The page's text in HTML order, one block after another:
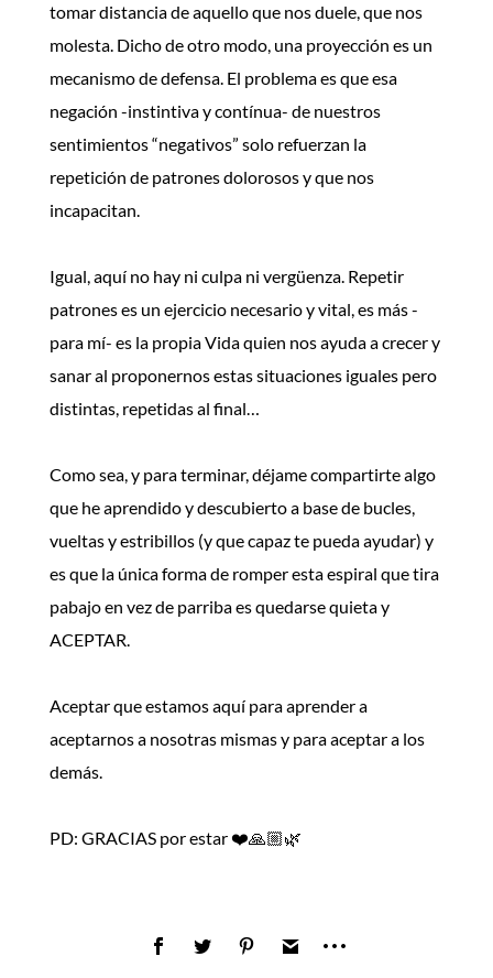
tomar distancia de aquello que nos duele, que nos
molesta. Dicho de otro modo, una proyección es un
mecanismo de defensa. El problema es que esa
negación -instintiva y contínua- de nuestros
sentimientos “negativos” solo refuerzan la
repetición de patrones dolorosos y que nos
incapacitan.
Igual, aquí no hay ni culpa ni vergüenza. Repetir
patrones es un ejercicio necesario y vital, es más -
para mí- es la propia Vida quien nos ayuda a crecer y
sanar al proponernos estas situaciones iguales pero
distintas, repetidas al final…
Como sea, y para terminar, déjame compartirte algo
que he aprendido y descubierto a base de bucles,
vueltas y estribillos (y que capaz te pueda ayudar) y
es que la única forma de romper esta espiral que tira
pabajo en vez de parriba es quedarse quieta y
ACEPTAR.
Aceptar que estamos aquí para aprender a
aceptarnos a nosotras mismas y para aceptar a los
demás.
PD: GRACIAS por estar ❤️🙏🏼🌿